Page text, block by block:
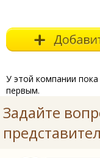
У этой компании
первым.
Задайте